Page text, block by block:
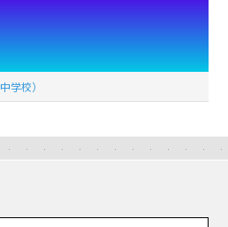
学校）